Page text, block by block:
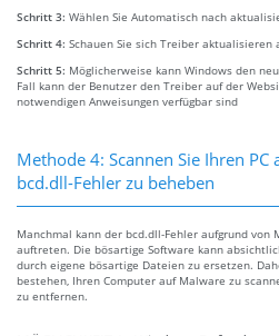
Schritt 3: Wählen Sie Automatisch nach
Schritt 4: Schauen Sie sich Treiber aktualisieren
Schritt 5: Möglicherweise kann Windows den
Fall kann der Benutzer den Treiber auf der
notwendigen Anweisungen verfügbar sind
Methode 4: Scannen Sie Ihren
bcd.dll-Fehler zu beheben
Manchmal kann der bcd.dll-Fehler aufgrund von
auftreten. Die bösartige Software kann
durch eigene bösartige Dateien zu ersetzen.
bestehen, Ihren Computer auf Malware zu
zu entfernen.